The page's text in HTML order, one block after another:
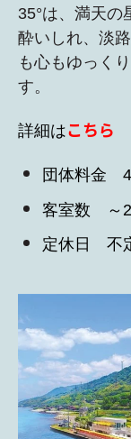
35°は、満天の
酔いしれ、淡
も心もゆっく
す。
詳細はこちら
団体料金
客室数 ～
定休日 不